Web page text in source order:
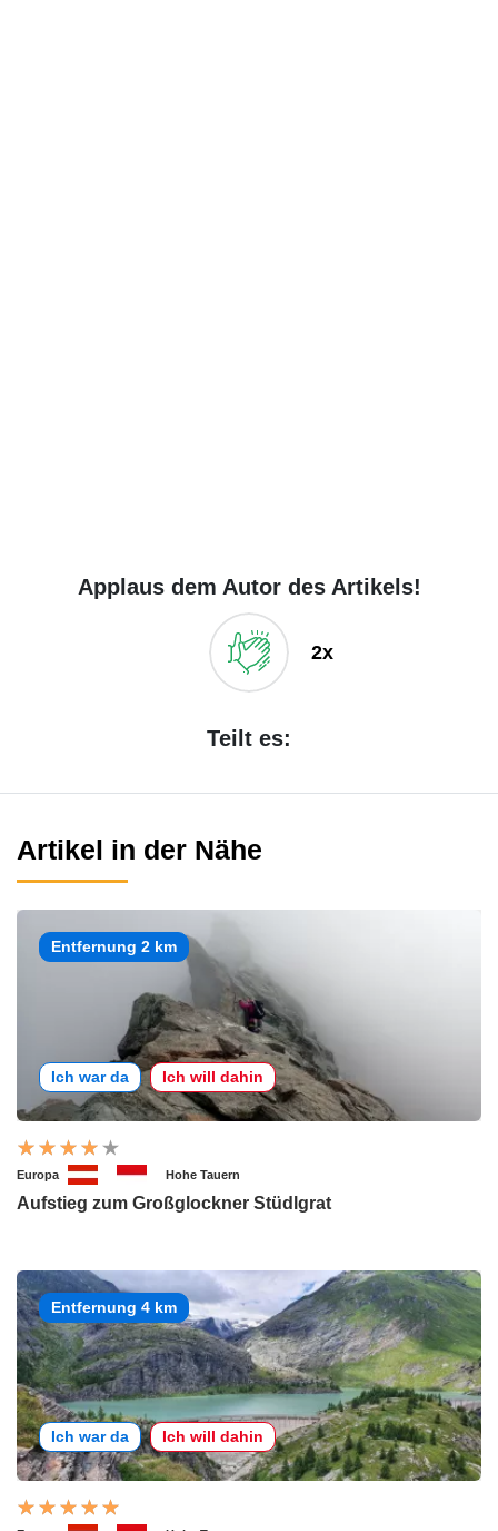
Applaus dem Autor des Artikels!
2x
Teilt es:
Artikel in der Nähe
Entfernung 2 km
Ich war da Ich will dahin
Europa Hohe Tauern
Aufstieg zum Großglockner Stüdlgrat
Entfernung 4 km
Ich war da Ich will dahin